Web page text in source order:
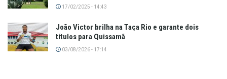
17/02/2025 - 14:43
João Victor brilha na Taça Rio e garante dois
títulos para Quissamã
03/08/2026 - 17:14